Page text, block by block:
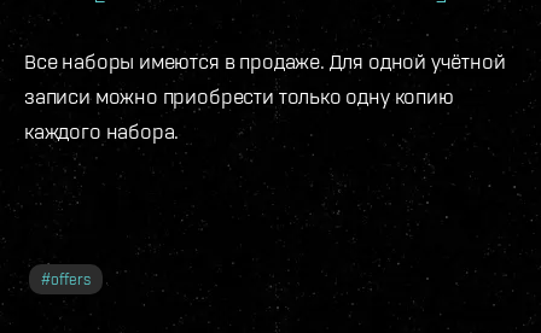
Все наборы имеются в продаже. Для одной учётной
записи можно приобрести только одну копию
каждого набора.
#offers